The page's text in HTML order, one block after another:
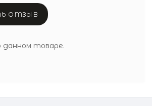
отзыв
товаре.